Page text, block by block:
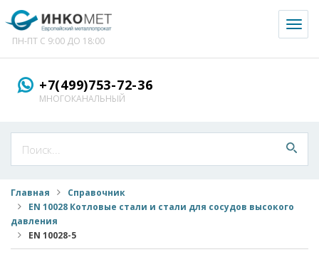
ПН-ПТ С 9:00 ДО 18:00
+7(499)753-72-36
МНОГОКАНАЛЬНЫЙ
Главная
Справочник
EN 10028 Котловые стали и стали для сосудов высокого
давления
EN 10028-5